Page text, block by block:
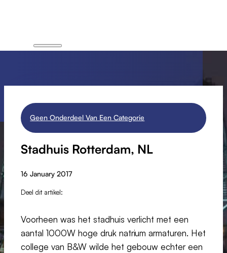
Geen Onderdeel Van Een Categorie
Stadhuis Rotterdam, NL
16 January 2017
Deel dit artikel:
Voorheen was het stadhuis verlicht met een
aantal 1000W hoge druk natrium armaturen. Het
college van B&W wilde het gebouw echter een